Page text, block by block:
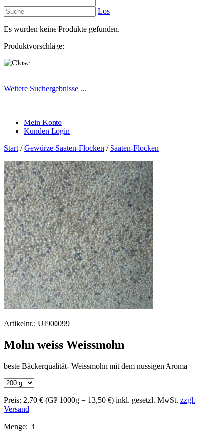
Los
Es wurden keine Produkte gefunden.
Produktvorschläge:
Weitere Suchergebnisse ...
Mein Konto
Kunden Login
Start /Gewürze-Saaten-Flocken / Saaten-Flocken
Artikelnr.: UI900099
Mohn weiss Weissmohn
beste Bäckerqualität- Weissmohn mit dem nussigen Aroma
Preis: 2,70 € (GP 1000g = 13,50 €) inkl. gesetzl. MwSt. zzgl.
Versand
Menge: